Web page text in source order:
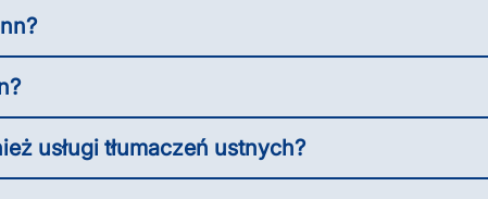
usługi tłumaczeń ustnych?